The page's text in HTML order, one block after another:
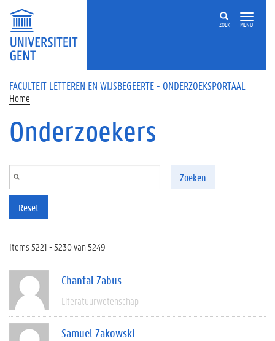
Overslaan en naar de inhoud gaan
ZOEK MENU
FACULTEIT LETTEREN EN WIJSBEGEERTE - ONDERZOEKSPORTAAL
Home
Onderzoekers
Zoeken
Reset
Items 5221 - 5230 van 5249
Chantal Zabus
Literatuurwetenschap
Samuel Zakowski